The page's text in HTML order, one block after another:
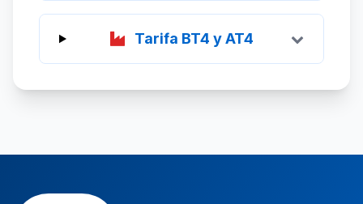
Tarifa BT4 y AT4